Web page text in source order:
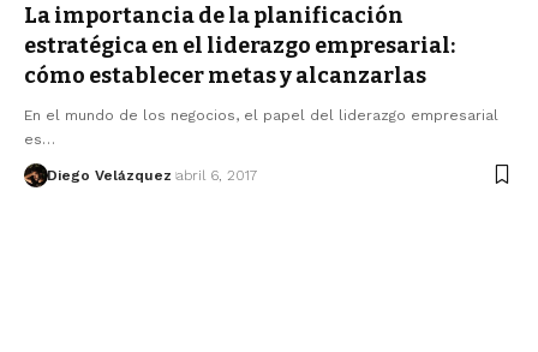
La importancia de la planificación
estratégica en el liderazgo empresarial:
cómo establecer metas y alcanzarlas
En el mundo de los negocios, el papel del liderazgo empresarial
es…
Diego Velázquez abril 6, 2017